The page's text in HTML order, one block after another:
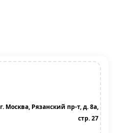
г. Москва, Рязанский пр-т, д. 8а,
стр. 27